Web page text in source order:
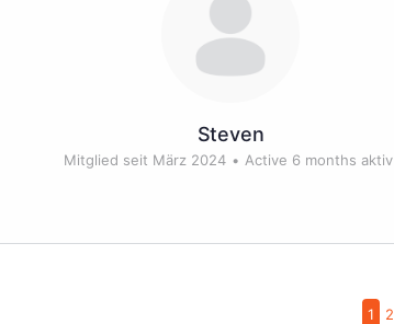
Steven
Mitglied seit März 2024 • Active 6 months
1 2